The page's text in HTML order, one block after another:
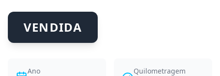
VENDIDA
Ano Quilometragem